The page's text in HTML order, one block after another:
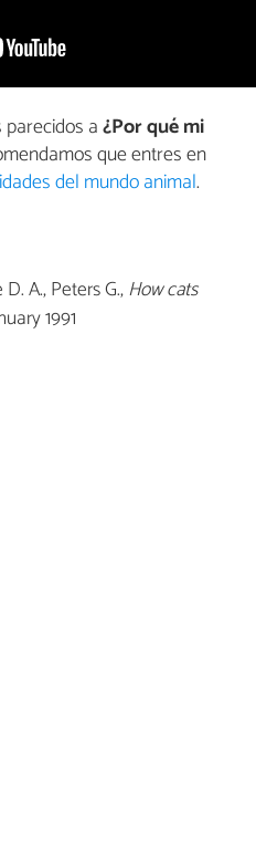
a¿Por qué mi
que entres en
del mundo animal.
A., Peters G.,How cats
1991